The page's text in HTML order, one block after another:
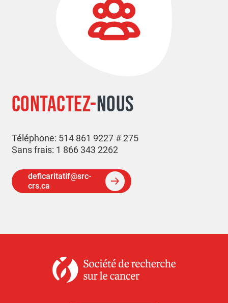
CONTACTEZ-NOUS
Téléphone: 514 861 9227 # 275
Sans frais: 1 866 343 2262
deficaritatif@src-
crs.ca